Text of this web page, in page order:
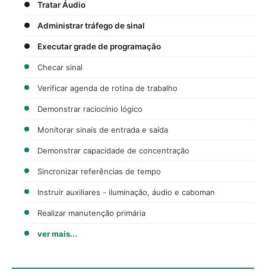
Tratar Áudio
Administrar tráfego de sinal
Executar grade de programação
Checar sinal
Verificar agenda de rotina de trabalho
Demonstrar raciocínio lógico
Monitorar sinais de entrada e saída
Demonstrar capacidade de concentração
Sincronizar referências de tempo
Instruir auxiliares - iluminação, áudio e caboman
Realizar manutenção primária
ver mais...